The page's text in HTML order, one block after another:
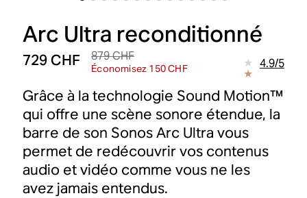
Arc Ultra reconditionné
729 CHF 879 CHF
Économisez 150 CHF 4.9/5
Grâce à la technologie Sound Motion™
qui offre une scène sonore étendue, la
barre de son Sonos Arc Ultra vous
permet de redécouvrir vos contenus
audio et vidéo comme vous ne les
avez jamais entendus.